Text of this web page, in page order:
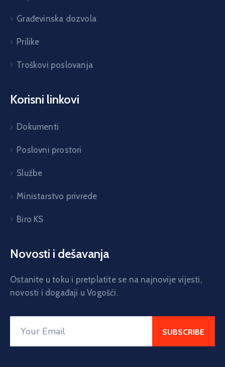
Građevinska dozvola
Prilike
Troškovi poslovanja
Korisni linkovi
Dokumenti
Poslovni prostori
Službe
Ministarstvo privrede
Biro KS
Novosti i dešavanja
Ostanite u toku i pretplatite se na najnovije vijesti,
novosti i događaji u Vogošći.